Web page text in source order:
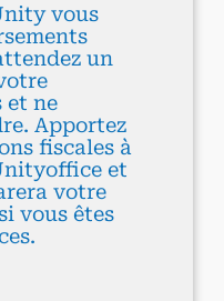
vous
un
et ne
Apportez
fiscales à
et
votre
vous êtes